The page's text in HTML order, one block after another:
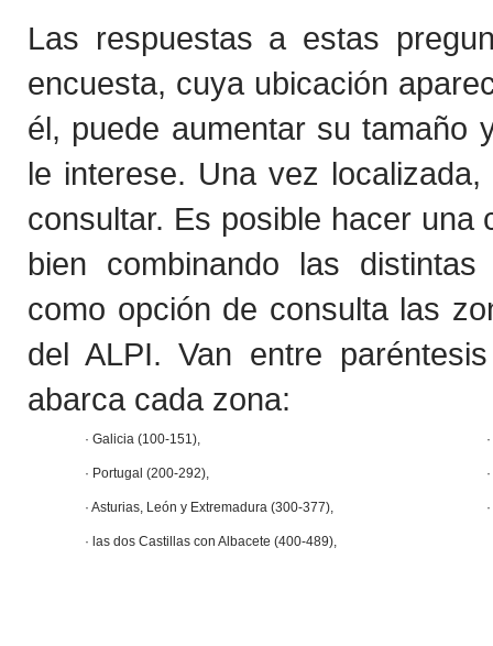
Las respuestas a estas
encuesta, cuya ubicación
él, puede aumentar su tamaño
le interese. Una vez
consultar. Es posible hacer
bien combinando las
como opción de consulta las
del ALPI. Van entre
abarca cada zona:
· Galicia (100-151),
· Portugal (200-292),
· Asturias, León y Extremadura (300-377),
· las dos Castillas con Albacete (400-489),